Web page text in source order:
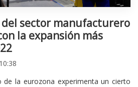
sector manufacturero
la expansión más
de la eurozona experimenta un cierto